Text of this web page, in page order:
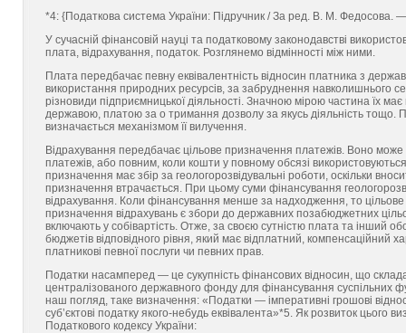
*4: {Податкова система України: Підручник / За ред. В. М. Федосова.
У сучасній фінансовій науці та податковому законодавстві
плата, відрахування, податок. Розглянемо відмінності між ними.
Плата передбачає певну еквівалентність відносин платника з
використання природних ресурсів, за забруднення навколишнього
різновиди підприємницької діяльності. Значною мірою частина їх
державою, платою за о тримання дозволу за якусь діяльність тощо.
визначається механізмом її вилучення.
Відрахування передбачає цільове призначення платежів. Воно
платежів, або повним, коли кошти у повному обсязі
призначення має збір за геологорозвідувальні роботи, оскільки
призначення втрачається. При цьому суми фінансування
відрахування. Коли фінансування менше за надходження, то
призначення відрахувань є збори до державних позабюджетних
включають у собівартість. Отже, за своєю сутністю плата та інший
бюджетів відповідного рівня, який має відплатний, компенсаційний
платникові певної послуги чи певних прав.
Податки насамперед — це сукупність фінансових відносин, що
централізованого державного фонду для фінансування суспільних
наш погляд, таке визначення: «Податки — імперативні грошові
суб’єктові податку якого-небудь еквівалента»*5. Як розвиток
Податкового кодексу України: